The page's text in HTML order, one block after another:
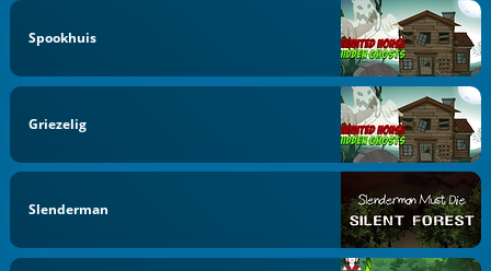
Spookhuis
Griezelig
Slenderman